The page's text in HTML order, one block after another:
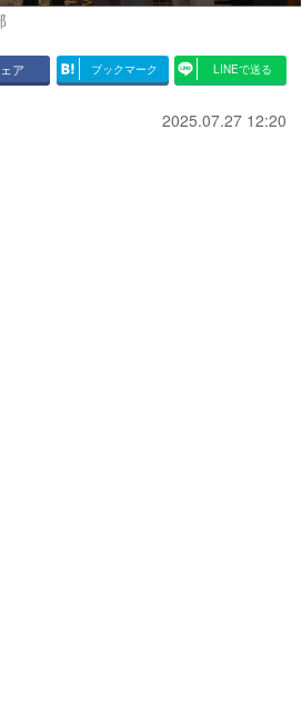
ア ブックマーク LINEで送る
2025.07.27 12:20